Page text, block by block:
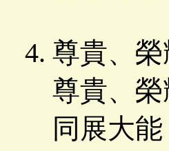
尊貴、
尊貴、
同展大